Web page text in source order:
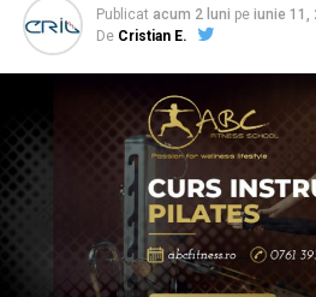
Publicat acum 2 luni pe iunie 11,
De Cristian E.